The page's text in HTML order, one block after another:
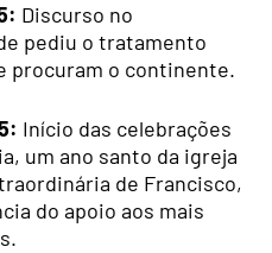
Discurso no
pediu o tratamento
procuram o continente.
Início das celebrações
um ano santo da igreja
de Francisco,
do apoio aos mais